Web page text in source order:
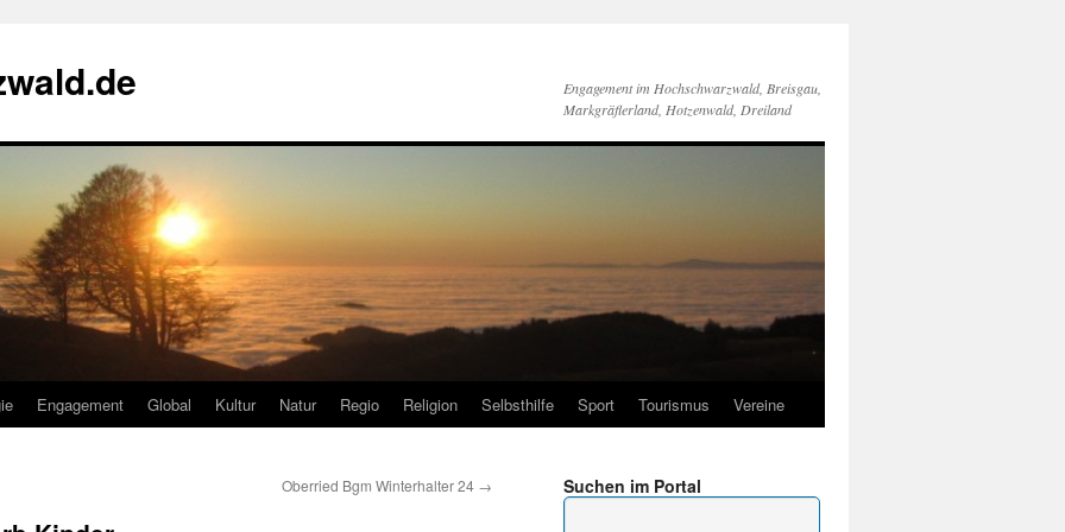
Engagement im Hochschwarzwald, Breisgau,
Markgräflerland, Hotzenwald, Dreiland
Engagement Global Kultur Natur Regio Religion Selbsthilfe Sport Tourismus Vereine
Oberried Bgm Winterhalter 24 → Suchen im Portal